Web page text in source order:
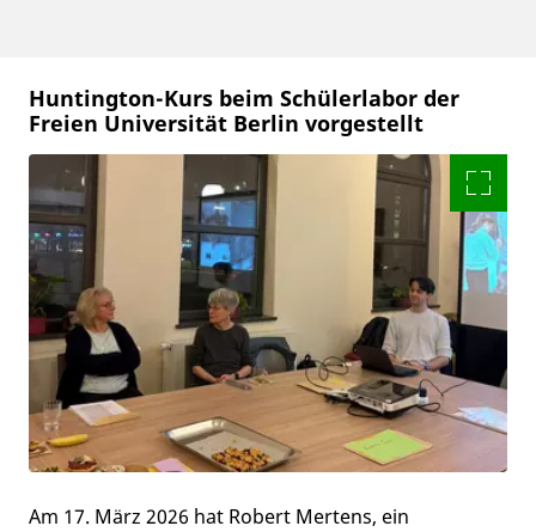
Huntington-Kurs beim Schülerlabor der
Freien Universität Berlin vorgestellt
Am 17. März 2026 hat Robert Mertens, ein